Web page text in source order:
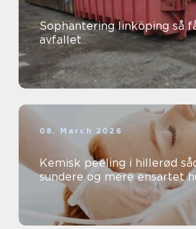
Sophantering linköping så får du koll på
avfallet
08. March 2026
Kemisk peeling i hillerød sådan får du en
sundere og mere ensartet